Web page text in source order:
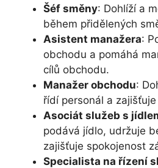
Šéf směny: Dohlíží a
během přidělených
Asistent manažera:
obchodu a pomáhá
cílů obchodu.
Manažer obchodu:
řídí personál a
Asociát služeb s
podává jídlo, udržuje
zajišťuje spokojenost
Specialista na řízení